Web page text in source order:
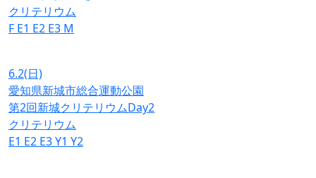
クリテリウム
F E1 E2 E3 M
6.2(日)
愛知県新城市総合運動公園
第2回新城クリテリウムDay2
クリテリウム
E1 E2 E3Y1 Y2